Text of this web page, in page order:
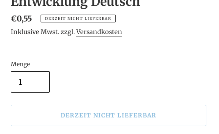
Normaler
Preis
€0,55 DERZEIT NICHT LIEFERBAR
Inklusive Mwst. zzgl.Versandkosten
Menge
DERZEIT NICHT LIEFERBAR